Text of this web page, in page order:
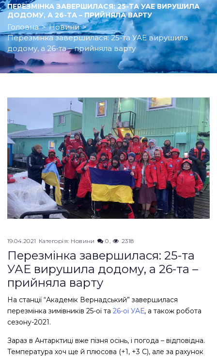
ПЕРЕЗМІНКА ЗАВЕРШИЛАСЯ: 25-ТА УАЕ ВИРУШИЛА
ДОДОМУ, А 26-ТА – ПРИЙНЯЛА ВАРТУ
Головна > Новини >
Перезмінка завершилася: 25-та УАЕ вирушила
додому, а 26-та – прийняла варту
19.04.2021 Категорія: Новини 0 2318
Перезмінка завершилася: 25-та
УАЕ вирушила додому, а 26-та –
прийняла варту
На станції “Академік Вернадський” завершилася
перезмінка зимівників 25-ої та 26-ої УАЕ, а також робота
сезону-2021.
Зараз в Антарктиці вже пізня осінь, і погода – відповідна.
Температура хоч ще й плюсова (+1, +3 С), але за рахунок